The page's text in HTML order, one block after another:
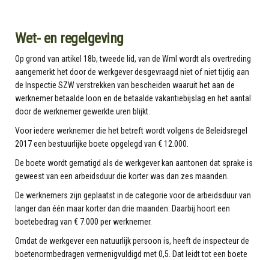
Wet- en regelgeving
Op grond van artikel 18b, tweede lid, van de Wml wordt als overtreding
aangemerkt het door de werkgever desgevraagd niet of niet tijdig aan
de Inspectie SZW verstrekken van bescheiden waaruit het aan de
werknemer betaalde loon en de betaalde vakantiebijslag en het aantal
door de werknemer gewerkte uren blijkt.
Voor iedere werknemer die het betreft wordt volgens de Beleidsregel
2017 een bestuurlijke boete opgelegd van € 12.000.
De boete wordt gematigd als de werkgever kan aantonen dat sprake is
geweest van een arbeidsduur die korter was dan zes maanden.
De werknemers zijn geplaatst in de categorie voor de arbeidsduur van
langer dan één maar korter dan drie maanden. Daarbij hoort een
boetebedrag van € 7.000 per werknemer.
Omdat de werkgever een natuurlijk persoon is, heeft de inspecteur de
boetenormbedragen vermenigvuldigd met 0,5. Dat leidt tot een boete